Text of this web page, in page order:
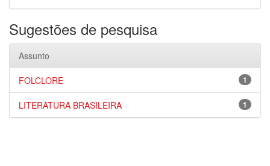
Sugestões de pesquisa
Assunto
1
FOLCLORE
1
LITERATURA BRASILEIRA